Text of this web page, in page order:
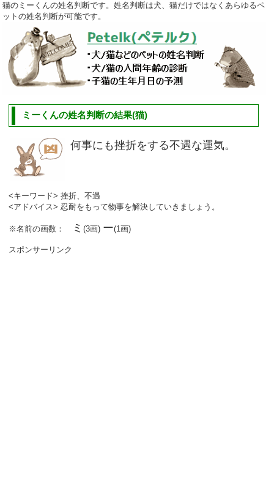
猫のミーくんの姓名判断です。姓名判断は犬、猫だけではなくあらゆるペ
ットの姓名判断が可能です。
ミーくんの姓名判断の結果(猫)
何事にも挫折をする不遇な運気。
<キーワード> 挫折、不遇
<アドバイス> 忍耐をもって物事を解決していきましょう。
※名前の画数： ミ(3画) ー(1画)
スポンサーリンク